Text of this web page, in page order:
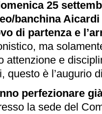
25
banchina
di partenza e
ma
attenzione e
questo è l’augurio
perfezionare
la sede del